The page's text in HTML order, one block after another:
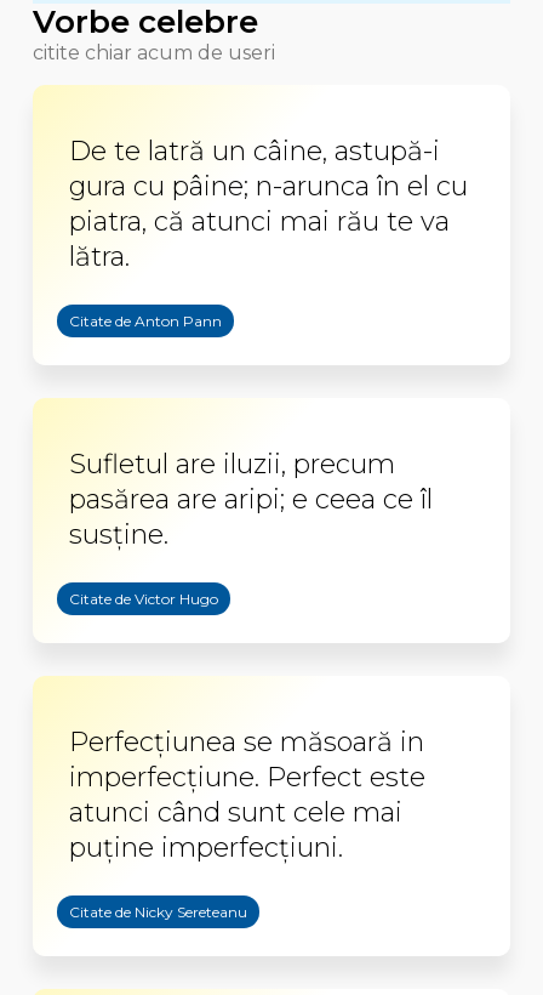
Vorbe celebre
citite chiar acum de useri
De te latră un câine, astupă-i
gura cu pâine; n-arunca în el cu
piatra, că atunci mai rău te va
lătra.
Citate de Anton Pann
Sufletul are iluzii, precum
pasărea are aripi; e ceea ce îl
susţine.
Citate de Victor Hugo
Perfecţiunea se măsoară in
imperfecţiune. Perfect este
atunci când sunt cele mai
puţine imperfecţiuni.
Citate de Nicky Sereteanu